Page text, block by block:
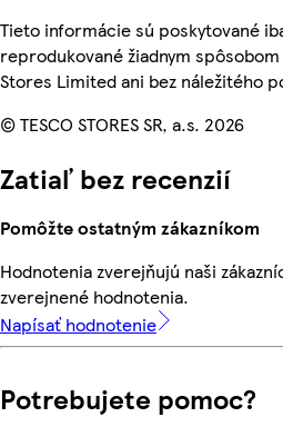
Tieto informácie sú poskytované
reprodukované žiadnym
Stores Limited ani bez náležitého
© TESCO STORES SR, a.s. 2026
Zatiaľ bez recenzií
Pomôžte ostatným zákazníkom
Hodnotenia zverejňujú naši
zverejnené hodnotenia.
Napísať hodnotenie
Potrebujete pomoc?